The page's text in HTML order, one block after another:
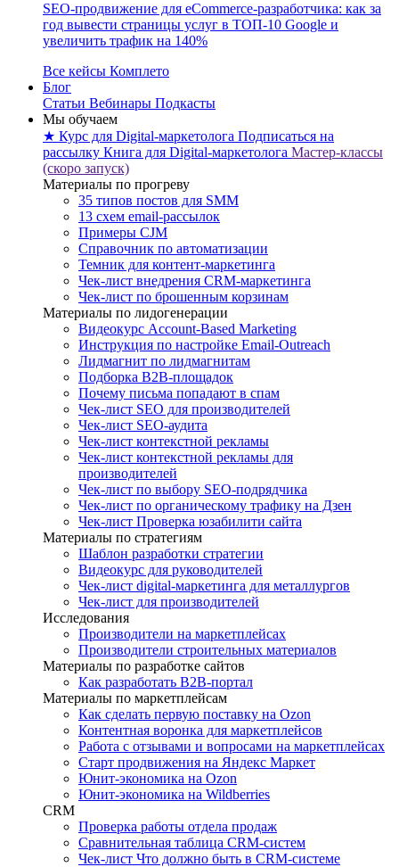
SEO-продвижение для eCommerce-разработчика: как за
год вывести страницы услуг в ТОП-10 Google и
увеличить трафик на 140%
Все кейсы Комплето
Блог
Статьи Вебинары Подкасты
Мы обучаем
★ Курс для Digital-маркетолога Подписаться на
рассылку Книга для Digital-маркетолога Мастер-классы
(скоро запуск)
Материалы по прогреву
35 типов постов для SMM
13 схем email-рассылок
Примеры CJM
Справочник по автоматизации
Темник для контент-маркетинга
Чек-лист внедрения CRM-маркетинга
Чек-лист по брошенным корзинам
Материалы по лидогенерации
Видеокурс Account-Based Marketing
Инструкция по настройке Email-Outreach
Лидмагнит по лидмагнитам
Подборка B2B-площадок
Почему письма попадают в спам
Чек-лист SEO для производителей
Чек-лист SEO-аудита
Чек-лист контекстной рекламы
Чек-лист контекстной рекламы для
производителей
Чек-лист по выбору SEO-подрядчика
Чек-лист по органическому трафику на Дзен
Чек-лист Проверка юзабилити сайта
Материалы по стратегиям
Шаблон разработки стратегии
Видеокурс для руководителей
Чек-лист digital-маркетинга для металлургов
Чек-лист для производителей
Исследования
Производители на маркетплейсах
Производители строительных материалов
Материалы по разработке сайтов
Как разработать B2B-портал
Материалы по маркетплейсам
Как сделать первую поставку на Ozon
Контентная воронка для маркетплейсов
Работа с отзывами и вопросами на маркетплейсах
Старт продвижения на Яндекс Маркет
Юнит-экономика на Ozon
Юнит-экономика на Wildberries
CRM
Проверка работы отдела продаж
Сравнительная таблица CRM-систем
Чек-лист Что должно быть в CRM-системе